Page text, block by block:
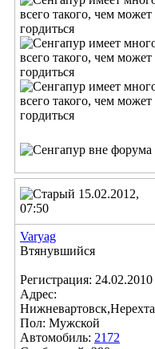
15.02.2012,
07:50
Varyag
Втянувшийся
Регистрация: 24.02.2010
Адрес:
Нижневартовск,Нерехта
Пол: Мужской
Автомобиль: 2172